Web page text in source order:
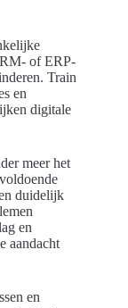
of ERP-
Train
en
digitale
meer het
duidelijk
en
aandacht
en